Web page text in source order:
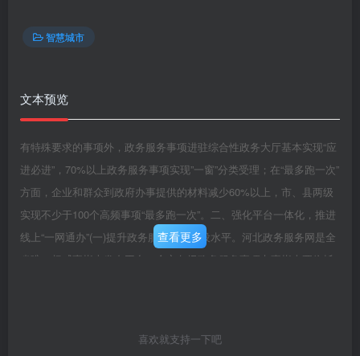
智慧城市
文本预览
有特殊要求的事项外，政务服务事项进驻综合性政务大厅基本实现“应
进必进”，70%以上政务服务事项实现”一窗”分类受理；在“最多跑一次”
方面，企业和群众到政府办事提供的材料减少60%以上，市、县两级
实现不少于100个高频事项“最多跑一次”。二、强化平台一体化，推进
线上“一网通办”(一)提升政务服务平台建设水平。河北政务服务网是全
省唯一权威事指南发布平台，全市各级政务服务事项办事指南要依托
网（保定站点）网页保持一致，并严格按照统一办事指南开展政务服
查看更多
喜欢就支持一下吧